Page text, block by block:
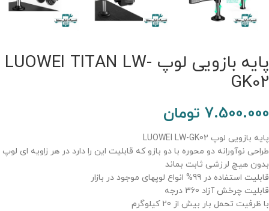
پایه بازویی لوپ LUOWEI TITAN LW-
GK02
7.500.000 تومان
پایه بازویی لوپ LUOWEI LW-GK02
طراحی نوآورانه دو محوره با دو بازو که قابلیت این را دارد در هر زاویه ای لوپ
بدون هیچ لرزشی ثابت بماند
قابلیت استفاده در 99% انواع لوپهای موجود در بازار
قابلیت چرخش آزاد 360 درجه
با ظرفیت تحمل بار بیش از 20 کیلوگرم